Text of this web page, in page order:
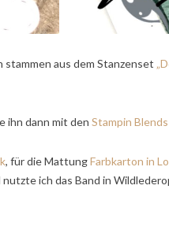
stammen aus dem Stanzenset
ihn dann mit den Stampin
, für die MattungFarbkarton in
nutzte ich das Band in